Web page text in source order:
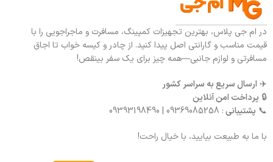
در ام جی پلاس، بهترین تجهیزات کمپینگ، مسافرت و ماجراجویی را با
قیمت مناسب و گارانتی اصل پیدا کنید. از چادر و کیسه خواب تا اجاق
مسافرتی و لوازم جانبی—همه چیز برای یک سفر بینقص!
✈️ ارسال سریع به سراسر کشور
🔒 پرداخت امن آنلاین
📞 پشتیبانی: 09369085258 | 09393198490
با ما به طبیعت بیایید، با خیال راحت!